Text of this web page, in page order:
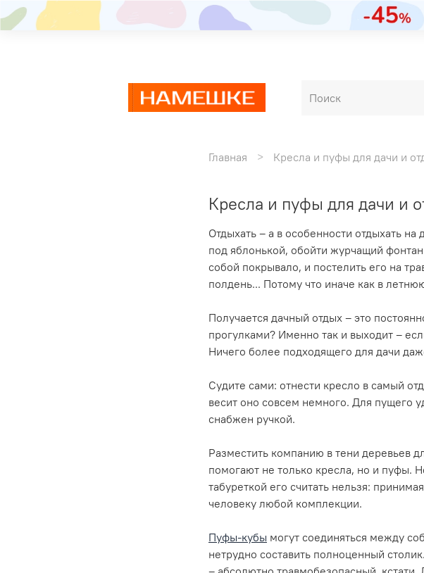
Главная Кресла и пуфы для дачи и
Кресла и пуфы для дачи и
Отдыхать – а в особенности отдыхать
под яблонькой, обойти журчащий
собой покрывало, и постелить его на
полдень... Потому что иначе как в
Получается дачный отдых – это
прогулками? Именно так и выходит –
Ничего более подходящего для дачи
Судите сами: отнести кресло в самый
весит оно совсем немного. Для пущего
снабжен ручкой.
Разместить компанию в тени деревьев
помогают не только кресла, но и пуфы.
табуреткой его считать нельзя:
человеку любой комплекции.
Пуфы-кубы могут соединяться между
нетрудно составить полноценный